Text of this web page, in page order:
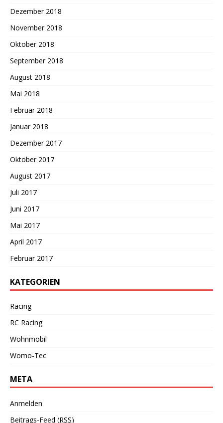
Dezember 2018
November 2018
Oktober 2018
September 2018
August 2018
Mai 2018
Februar 2018
Januar 2018
Dezember 2017
Oktober 2017
August 2017
Juli 2017
Juni 2017
Mai 2017
April 2017
Februar 2017
KATEGORIEN
Racing
RC Racing
Wohnmobil
Womo-Tec
META
Anmelden
Beitrags-Feed (RSS)